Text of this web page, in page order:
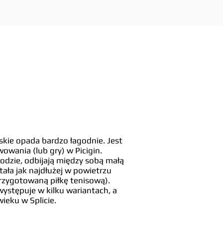
opada bardzo łagodnie. Jest
(lub gry) w Picigin.
odbijają między sobą małą
jak najdłużej w powietrzu
piłkę tenisową).
w kilku wariantach, a
w Splicie.